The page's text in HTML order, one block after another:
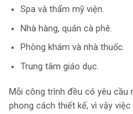
Spa và thẩm mỹ viện.
Nhà hàng, quán cà phê.
Phòng khám và nhà thuốc.
Trung tâm giáo dục.
Mỗi công trình đều có yêu cầu
phong cách thiết kế, vì vậy